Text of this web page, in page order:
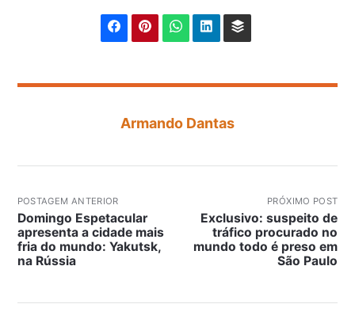
Armando Dantas
POSTAGEM ANTERIOR
Domingo Espetacular
apresenta a cidade mais
fria do mundo: Yakutsk,
na Rússia
PRÓXIMO POST
Exclusivo: suspeito de
tráfico procurado no
mundo todo é preso em
São Paulo